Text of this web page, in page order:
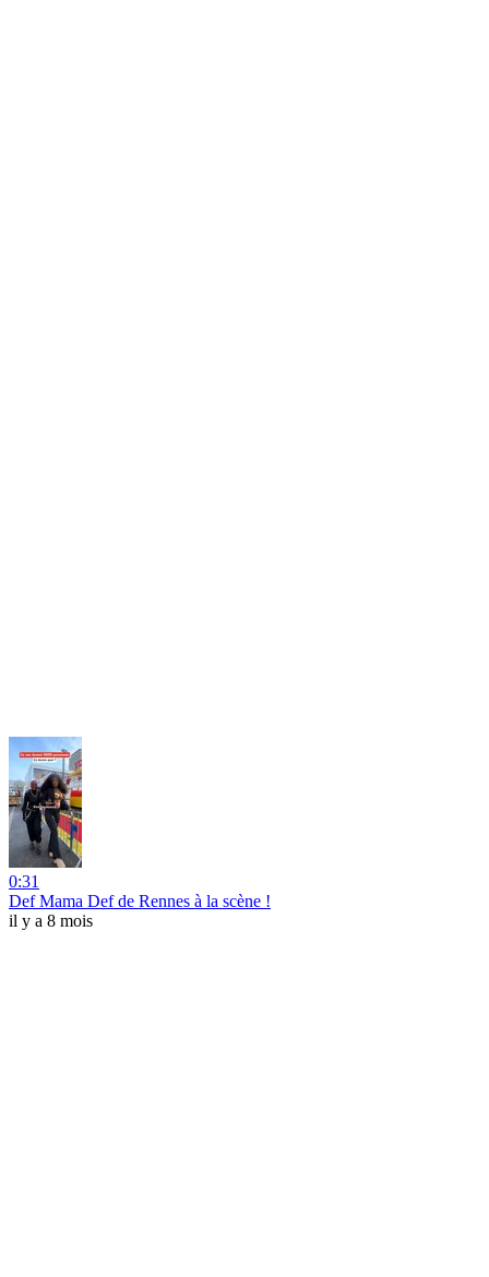
0:31
Def Mama Def de Rennes à la scène !
il y a 8 mois